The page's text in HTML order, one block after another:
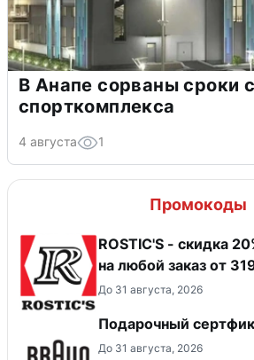
В Анапе сорваны сроки
спорткомплекса
4 августа 1
Промокоды
ROSTIC'S - скидка
на любой заказ от
До 31 августа, 2026
Подарочный
До 31 августа, 2026